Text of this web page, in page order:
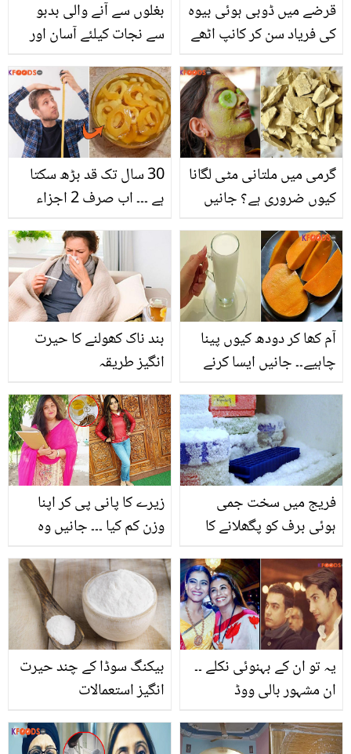
بغلوں سے آنے والی بدبو
سے نجات کیلئے آسان اور
قرضے میں ڈوبی ہوئی بیوہ
کی فریاد سن کر کانپ اٹھے
جس کے بعد بیوہ خاتون نے
جھولی بھر کر دعائیں دیں
30 سال تک قد بڑھ سکتا
ہے ۔۔۔ اب صرف 2 اجزاء
کارآمد مربہ، جو چھوٹے قد
والوں کیلئے کسی خزانے
سے کم نہیں
گرمی میں ملتانی مٹی لگانا
کیوں ضروری ہے؟ جانیں
فائدے، جو آپ کی جلد کے
لیئے بہترین ہیں
بند ناک کھولنے کا حیرت
انگیز طریقہ
آم کھا کر دودھ کیوں پینا
چاہیے۔۔ جانیں ایسا کرنے
بچا جاسکتا ہے؟
زیرے کا پانی پی کر اپنا
وزن کم کیا ۔۔۔ جانیں وہ
چند ماہ میں اپنا وزن تیزی
سے گھٹایا
فریج میں سخت جمی
ہوئی برف کو پگھلانے کا
بیکنگ سوڈا کے چند حیرت
انگیز استعمالات
یہ تو ان کے بہنوئی نکلے ۔۔
ان مشہور بالی ووڈ
میں کیا رشتہ داری نکل